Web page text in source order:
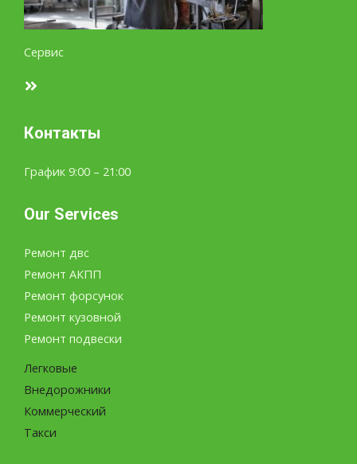
Сервис
Контакты
График 9:00 – 21:00
Our Services
Ремонт двс
Ремонт АКПП
Ремонт форсунок
Ремонт кузовной
Ремонт подвески
Легковые
Внедорожники
Коммерческий
Такси